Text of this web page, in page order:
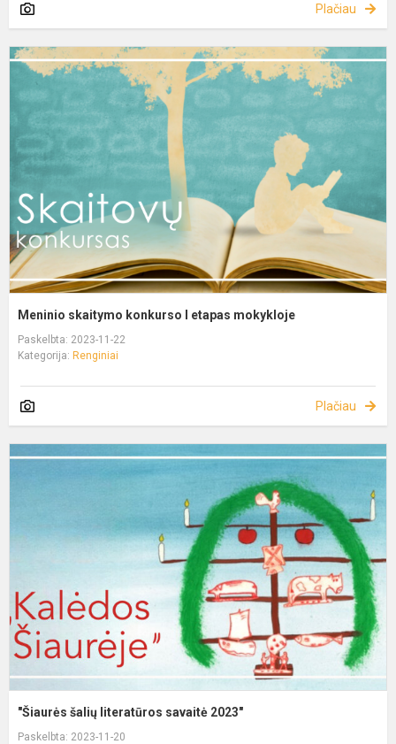
Plačiau
Meninio skaitymo konkurso I etapas mokykloje
Paskelbta: 2023-11-22
Kategorija: Renginiai
Plačiau
"Šiaurės šalių literatūros savaitė 2023"
Paskelbta: 2023-11-20